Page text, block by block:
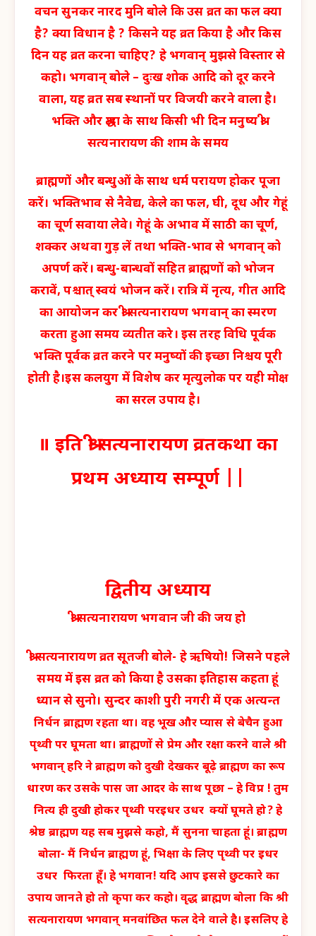
वचन सुनकर नारद मुनि बोले कि उस व्रत का फल क्या
है? क्या विधान है ? किसने यह व्रत किया है और किस
दिन यह व्रत करना चाहिए? हे भगवान् मुझसे विस्तार से
कहो। भगवान् बोले – दुःख शोक आदि को दूर करने
वाला, यह व्रत सब स्थानों पर विजयी करने वाला है।
भक्ति और श्रद्धा के साथ किसी भी दिन मनुष्य श्री
सत्यनारायण की शाम के समय
ब्राह्मणों और बन्धुओं के साथ धर्म परायण होकर पूजा
करें। भक्तिभाव से नैवेद्य, केले का फल, घी, दूध और गेहूं
का चूर्ण सवाया लेवे। गेहूं के अभाव में साठी का चूर्ण,
शक्कर अथवा गुड़ लें तथा भक्ति-भाव से भगवान् को
अपर्ण करें। बन्धु-बान्धवों सहित ब्राह्मणों को भोजन
करावें, पश्चात् स्वयं भोजन करें। रात्रि में नृत्य, गीत आदि
का आयोजन कर श्री सत्यनारायण भगवान् का स्मरण
करता हुआ समय व्यतीत करे। इस तरह विधि पूर्वक
भक्ति पूर्वक व्रत करने पर मनुष्यों की इच्छा निश्चय पूरी
होती है।इस कलयुग में विशेष कर मृत्युलोक पर यही मोक्ष
का सरल उपाय है।
॥ इति श्री सत्यनारायण व्रतकथा का
प्रथम अध्याय सम्पूर्ण ||
द्वितीय अध्याय
श्री सत्यनारायण भगवान जी की जय हो
श्री सत्यनारायण व्रत सूतजी बोले- हे ऋषियो! जिसने पहले
समय में इस व्रत को किया है उसका इतिहास कहता हूं
ध्यान से सुनो। सुन्दर काशी पुरी नगरी में एक अत्यन्त
निर्धन ब्राह्मण रहता था। वह भूख और प्यास से बेचैन हुआ
पृथ्वी पर घूमता था। ब्राह्मणों से प्रेम और रक्षा करने वाले श्री
भगवान् हरि ने ब्राह्मण को दुखी देखकर बूढ़े ब्राह्मण का रूप
धारण कर उसके पास जा आदर के साथ पूछा – हे विप्र ! तुम
नित्य ही दुखी होकर पृथ्वी परइधर उधर क्यों घूमते हो? हे
श्रेष्ठ ब्राह्मण यह सब मुझसे कहो, मैं सुनना चाहता हूं। ब्राह्मण
बोला- मैं निर्धन ब्राह्मण हूं, भिक्षा के लिए पृथ्वी पर इधर
उधर फिरता हूँ। हे भगवान! यदि आप इससे छुटकारे का
उपाय जानते हो तो कृपा कर कहो। वृद्ध ब्राह्मण बोला कि श्री
सत्यनारायण भगवान् मनवांछित फल देने वाले है। इसलिए हे